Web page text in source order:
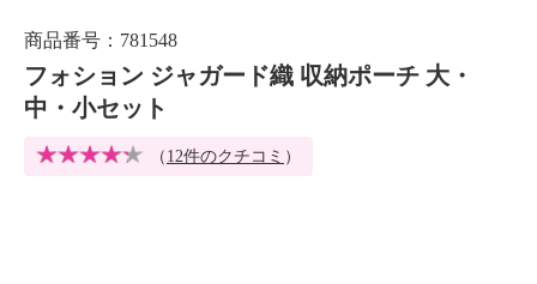
商品番号：781548
フォション ジャガード織 収納ポーチ 大・
中・小セット
（ 12件のクチコミ ）